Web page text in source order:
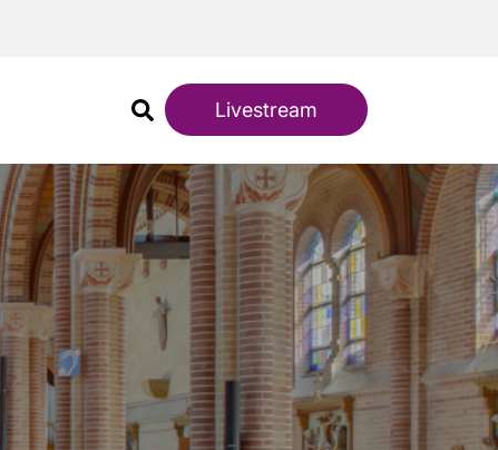
Livestream